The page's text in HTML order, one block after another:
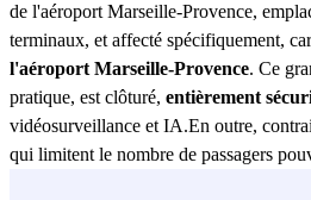
de l'aéroport Marseille-Provence,
terminaux, et affecté spécifiquement,
l'aéroport Marseille-Provence. Ce
pratique, est clôturé, entièrement
vidéosurveillance et IA.En outre,
qui limitent le nombre de passagers